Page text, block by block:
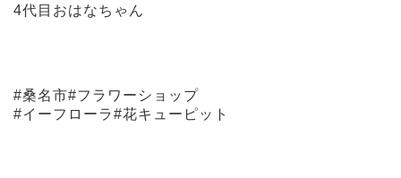
4代目おはなちゃん
#桑名市#フラワーショップ
#イーフローラ#花キューピット